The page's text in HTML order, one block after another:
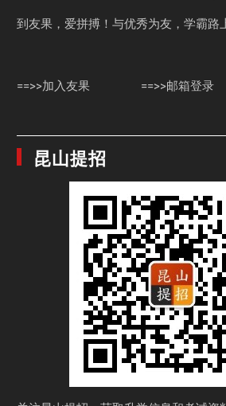
到友果，爱拼搏！与优秀为友，学霸路
==>>加入友果 ==>>邮箱登录
昆山提招